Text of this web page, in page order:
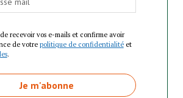
recevoir vos e-mails et confirme avoir
de votre politique de confidentialitéet
.